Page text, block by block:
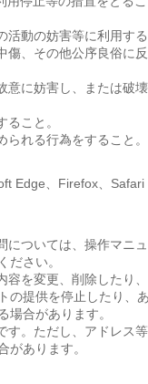
動の妨害等に利用す
、その他公序良俗に
に妨害し、または破
こと。
れる行為をすること。
Edge、Firefox、Safari
ついては、操作マニ
ださい。
を変更、削除したり
の提供を停止したり、
場合があります。
。ただし、アドレス
があります。